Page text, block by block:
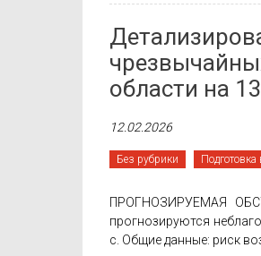
области на
12.02.2026
Без рубрики
ПРОГНОЗИРУЕМАЯ
прогнозируются
с. Общие данные: риск